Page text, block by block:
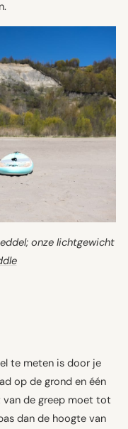
onze lichtgewicht
te meten is door je
op de grond en één
van de greep moet tot
dan de hoogte van